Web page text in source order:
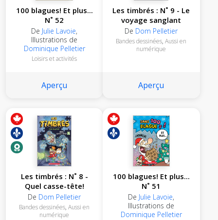
100 blagues! Et plus...
N˚ 52
De Julie Lavoie,
Illustrations de
Dominique Pelletier
Loisirs et activités
Aperçu
Les timbrés : N˚ 9 - Le
voyage sanglant
De Dom Pelletier
Bandes dessinées,Aussi en
numérique
Aperçu
Les timbrés : N˚ 8 -
Quel casse-tête!
De Dom Pelletier
Bandes dessinées,Aussi en
numérique
100 blagues! Et plus...
N˚ 51
De Julie Lavoie,
Illustrations de
Dominique Pelletier